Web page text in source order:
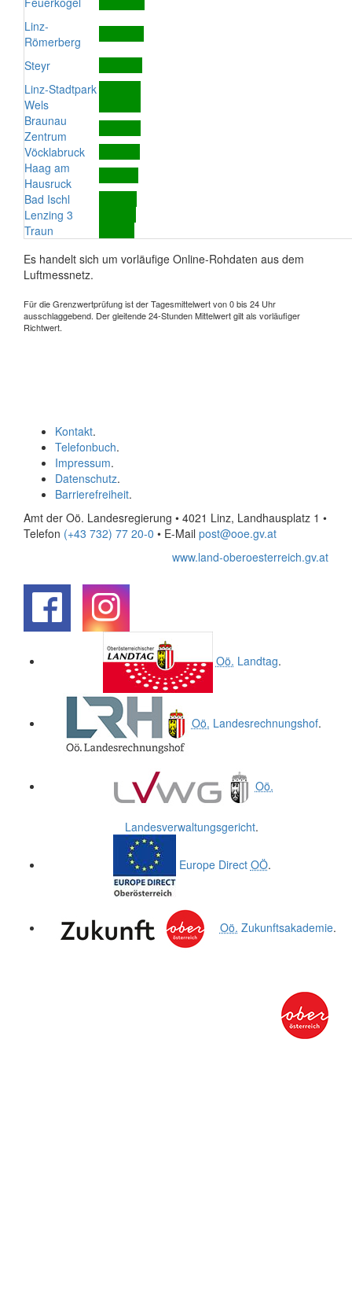
Linz-
Römerberg
Steyr
Linz-Stadtpark
Wels
Braunau
Zentrum
Vöcklabruck
Haag am
Hausruck
Bad Ischl
Lenzing 3
Traun
Es handelt sich um vorläufige Online-Rohdaten aus dem
Luftmessnetz.
Für die Grenzwertprüfung ist der Tagesmittelwert von 0 bis 24 Uhr
ausschlaggebend. Der gleitende 24-Stunden Mittelwert gilt als vorläufiger
Richtwert.
Kontakt.
Telefonbuch.
Impressum.
Datenschutz.
Barrierefreiheit.
Amt der Oö. Landesregierung • 4021 Linz, Landhausplatz 1 •
Telefon (+43 732) 77 20-0 • E-Mail post@ooe.gv.at
www.land-oberoesterreich.gv.at
Oö. Landtag.
Oö. Landesrechnungshof.
Oö.
Landesverwaltungsgericht.
Europe Direct OÖ.
Oö. Zukunftsakademie.